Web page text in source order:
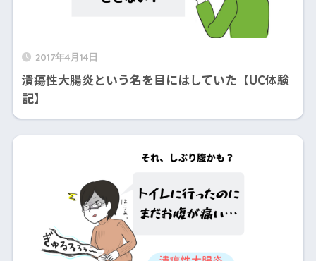
2017年4月14日
潰瘍性大腸炎という名を目にはしていた【UC体験
記】